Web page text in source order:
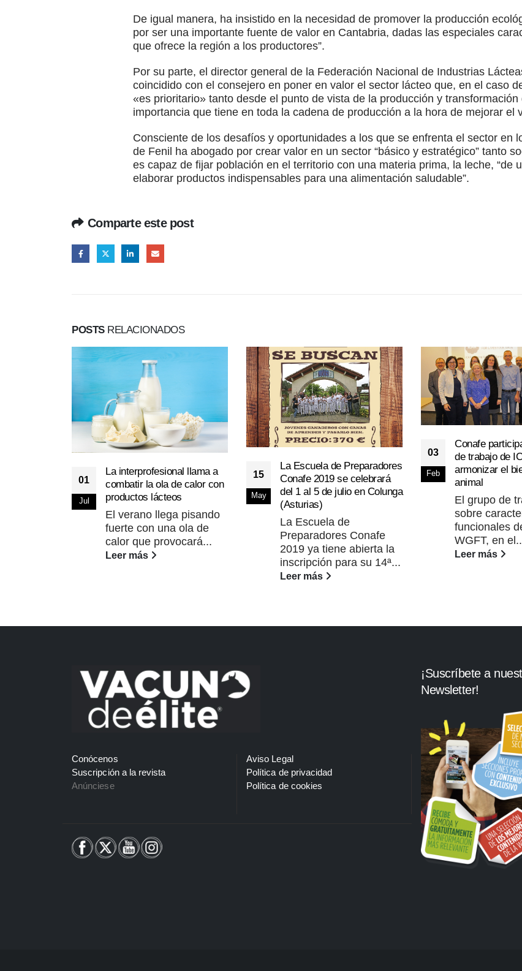
De igual manera, ha insistido en la necesidad de promover la producción
por ser una importante fuente de valor en Cantabria, dadas las especiales
que ofrece la región a los productores”.
Por su parte, el director general de la Federación Nacional de Industrias
coincidido con el consejero en poner en valor el sector lácteo que, en el caso
«es prioritario» tanto desde el punto de vista de la producción y
importancia que tiene en toda la cadena de producción a la hora de mejorar el
Consciente de los desafíos y oportunidades a los que se enfrenta el sector en
de Fenil ha abogado por crear valor en un sector “básico y estratégico” tanto
es capaz de fijar población en el territorio con una materia prima, la leche, “de
elaborar productos indispensables para una alimentación saludable”.
Comparte este post
POSTSRELACIONADOS
01
Jul
La interprofesional llama a
combatir la ola de calor con
productos lácteos
El verano llega pisando
fuerte con una ola de
calor que provocará...
Leer más
15
May
La Escuela de Preparadores
Conafe 2019 se celebrará
del 1 al 5 de julio en Colunga
(Asturias)
La Escuela de
Preparadores Conafe
2019 ya tiene abierta la
inscripción para su 14ª...
Leer más
03
Feb
Conafe
de trabajo de
armonizar el
animal
El grupo de
sobre
funcionales
WGFT, en
Leer más
Conócenos
Suscripción a la revista
Anúnciese
Aviso Legal
Política de privacidad
Política de cookies
¡Suscríbete a
Newsletter!